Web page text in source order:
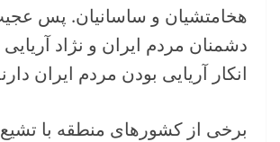
هخامتشیان و ساسانیان. پس
دشمنان مردم ایران و نژاد
انکار آریایی بودن مردم ایران
برخی از کشورهای منطقه با تشیع